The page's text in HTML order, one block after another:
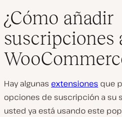
¿Cómo añadir
suscripciones
Hay algunas extensiones que
opciones de suscripción a su
usted ya está usando este